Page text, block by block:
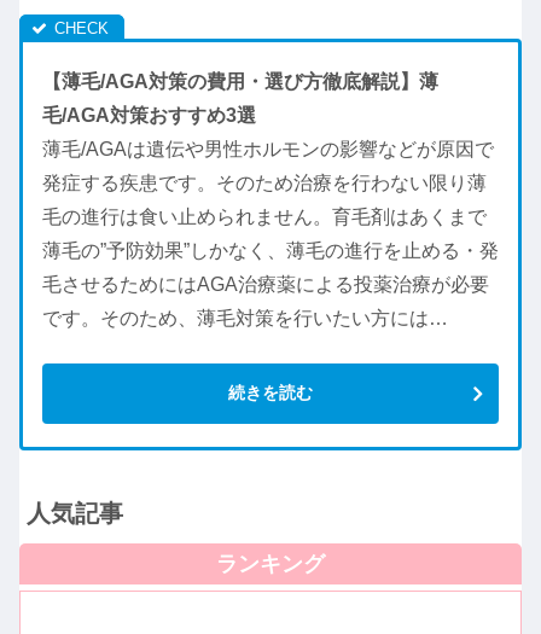
【薄毛/AGA対策の費用・選び方徹底解説】薄
毛/AGA対策おすすめ3選
薄毛/AGAは遺伝や男性ホルモンの影響などが原因で
発症する疾患です。そのため治療を行わない限り薄
毛の進行は食い止められません。育毛剤はあくまで
薄毛の”予防効果”しかなく、薄毛の進行を止める・発
毛させるためにはAGA治療薬による投薬治療が必要
です。そのため、薄毛対策を行いたい方には…
続きを読む
人気記事